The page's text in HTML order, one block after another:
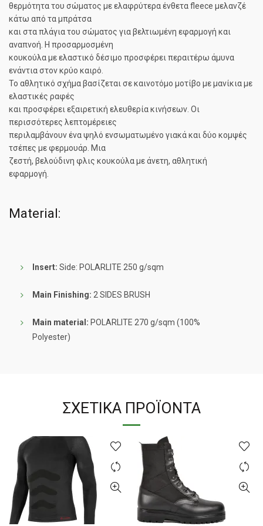
θερμότητα του σώματος με ελαφρύτερα ένθετα fleece μελανζέ
κάτω από τα μπράτσα
και στα πλάγια του σώματος για βελτιωμένη εφαρμογή και
αναπνοή. Η προσαρμοσμένη
κουκούλα με ελαστικό δέσιμο προσφέρει περαιτέρω άμυνα
ενάντια στον κρύο καιρό.
Το αθλητικό σχήμα βασίζεται σε καινοτόμο μοτίβο με μανίκια με
ελαστικές ραφές
και προσφέρει εξαιρετική ελευθερία κινήσεων. Οι
περισσότερες λεπτομέρειες
περιλαμβάνουν ένα ψηλό ενσωματωμένο γιακά και δύο κομψές
τσέπες με φερμουάρ. Μια
ζεστή, βελούδινη φλις κουκούλα με άνετη, αθλητική
εφαρμογή.
Material:
Insert: Side: POLARLITE 250 g/sqm
Main Finishing: 2 SIDES BRUSH
Main material: POLARLITE 270 g/sqm (100%
Polyester)
ΣΧΕΤΙΚΆ ΠΡΟΪΌΝΤΑ